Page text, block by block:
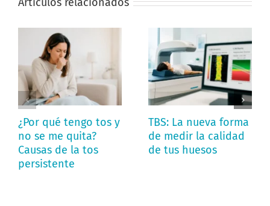
¿Por qué tengo tos y
no se me quita?
Causas de la tos
persistente
TBS: La nueva forma
de medir la calidad
de tus huesos